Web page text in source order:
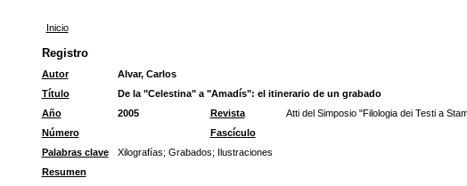
Inicio
Registro
Autor
Alvar, Carlos
Título
De la "Celestina" a "Amadís": el itinerario de un grabado
Año
2005 Revista Atti del Simposio "Filologia dei Testi a
Número
Fascículo
Palabras clave
Xilografías; Grabados; Ilustraciones
Resumen